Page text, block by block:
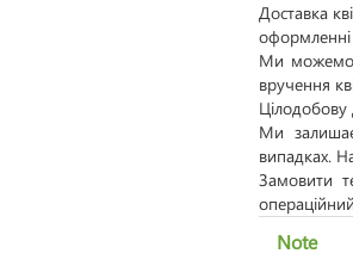
Доставка
Ми можемо
вручення
Цілодобову
Ми
випадках.
Замовити
Note